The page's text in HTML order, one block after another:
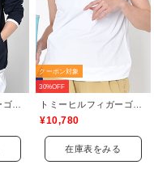
クーポン対象
30%OFF
¥10,780
在庫表をみる